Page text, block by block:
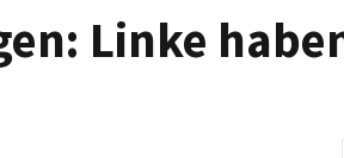
Linke